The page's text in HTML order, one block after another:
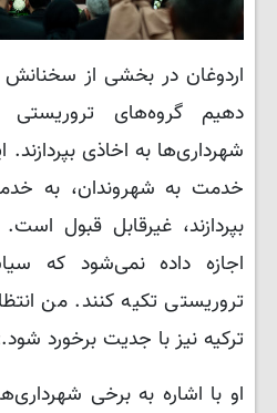
اردوغان در بخشی از سخنانش
دهیم گروه‌های تروریستی
شهرداری‌ها به اخاذی
خدمت به شهروندان، به
بپردازند، غیرقابل قبول
اجازه داده نمی‌شود که
تروریستی تکیه کنند. من
ترکیه نیز با جدیت برخورد
او با اشاره به برخی